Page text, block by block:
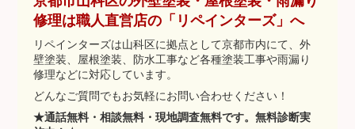
修理は職人直営店の「リペインターズ」へ
リペインターズは山科区に拠点として京都市内にて、外
壁塗装、屋根塗装、防水工事など各種塗装工事や雨漏り
修理などに対応しています。
どんなご質問でもお気軽にお問い合わせください！
★通話無料・相談無料・現地調査無料です。無料診断実